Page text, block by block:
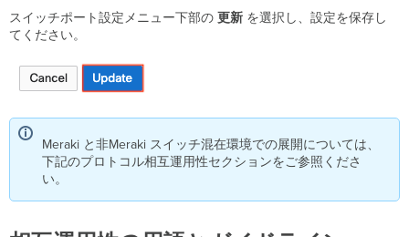
スイッチポート設定メニュー下部の更新 を選択し、設定を保存し
てください。
Meraki と非Meraki スイッチ混在環境での展開については、
下記のプロトコル相互運用性セクションをご参照くださ
い。